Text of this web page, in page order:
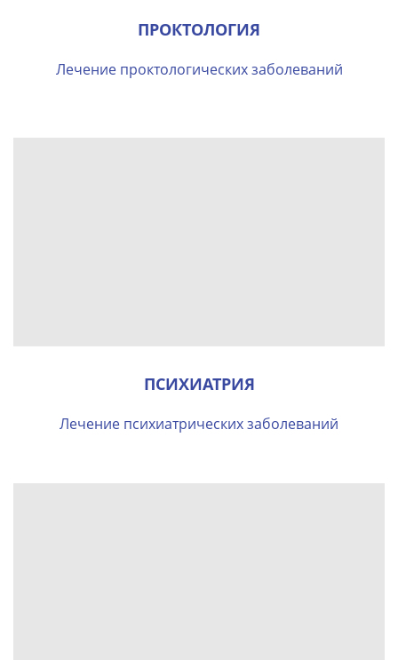
ПРОКТОЛОГИЯ
Лечение проктологических заболеваний
ПСИХИАТРИЯ
Лечение психиатрических заболеваний